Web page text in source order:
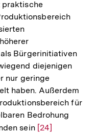
praktische
Bürgerinitiativen
diejenigen
nur geringe
haben. Außerdem
für
Bedrohung
sein Zur
[24]